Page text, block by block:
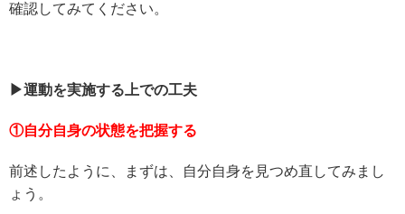
確認してみてください。
▶運動を実施する上での工夫
①自分自身の状態を把握する
前述したように、まずは、自分自身を見つめ直してみまし
ょう。